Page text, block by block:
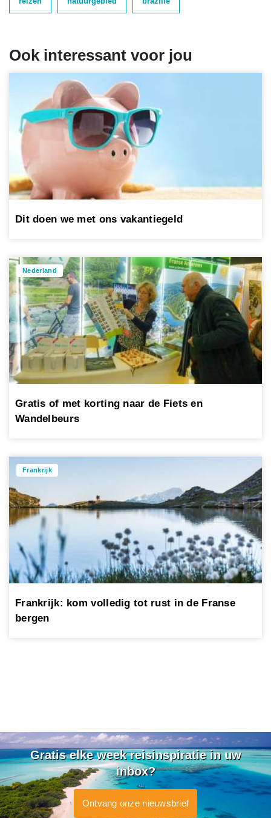
Ook interessant voor jou
Dit doen we met ons vakantiegeld
Nederland
Gratis of met korting naar de Fiets en
Wandelbeurs
Frankrijk
Frankrijk: kom volledig tot rust in de Franse
bergen
Gratis elke week reisinspiratie in uw
inbox?
Ontvang onze nieuwsbrief